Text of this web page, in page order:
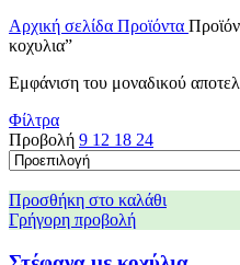
Αρχική σελίδα Προϊόντα
κοχυλια”
Εμφάνιση του μοναδικού
Φίλτρα
Προβολή 9 12 18 24
Προσθήκη στο καλάθι
Γρήγορη προβολή